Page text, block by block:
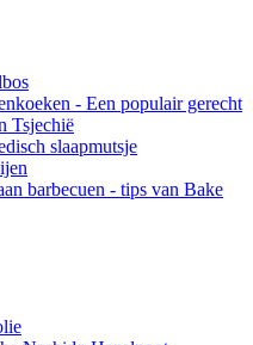
- Een populair gerecht
Tsjechië
slaapmutsje
barbecuen - tips van Bake